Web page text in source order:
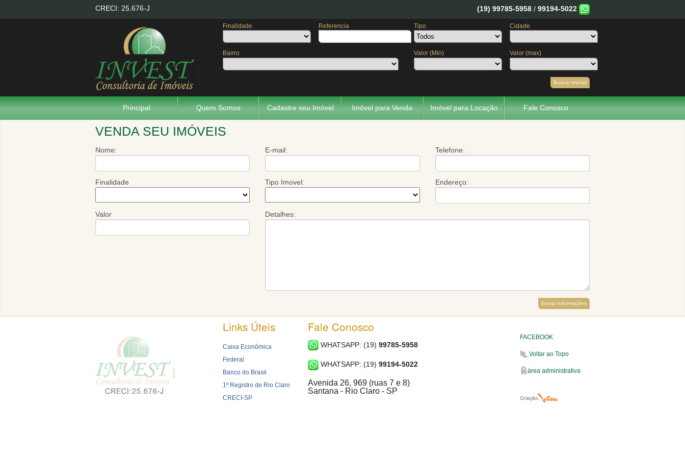
CRECI: 25.676-J (19) 99785-5958 / 99194-5022
Finalidade Referencia Tipo Cidade
Bairro Valor (Min) Valor (max)
Buscar Imóvel
Principal Quem Somos Cadastre seu Imóvel Imóvel para Venda Imóvel para Locação Fale Conosco
VENDA SEU IMÓVEIS
Nome: E-mail: Telefone:
Finalidade Tipo Imovel: Endereço:
Valor Detalhes:
Enviar Informações
Links Úteis
Caixa Econômica
Federal
Banco do Brasil
1º Registro de Rio Claro
CRECI-SP
Fale Conosco
WHATSAPP: (19) 99785-5958
WHATSAPP: (19) 99194-5022
Avenida 26, 969 (ruas 7 e 8)
Santana - Rio Claro - SP
FACEBOOK
Voltar ao Topo
área administrativa